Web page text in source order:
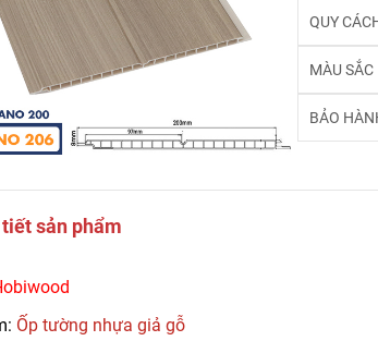
QUY
MÀU SẮC
BẢO
sản phẩm
Ốp tường nhựa giả gỗ